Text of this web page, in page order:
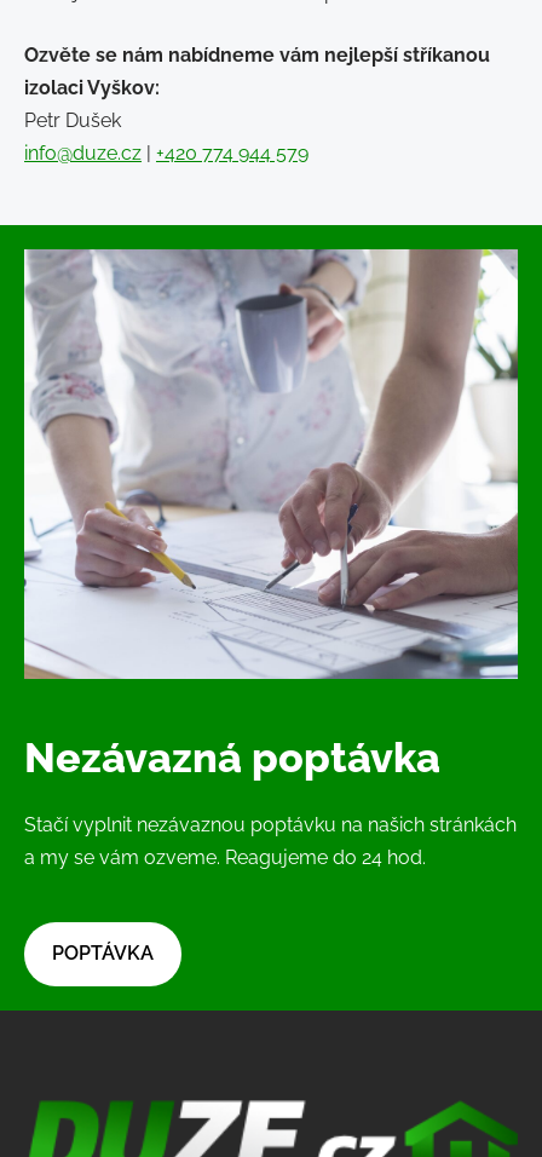
Ozvěte se nám nabídneme vám nejlepší stříkanou
izolaci Vyškov:
Petr Dušek
info@duze.cz | +420 774 944 579
Nezávazná poptávka
Stačí vyplnit nezávaznou poptávku na našich stránkách
a my se vám ozveme. Reagujeme do 24 hod.
​POPTÁVKA​